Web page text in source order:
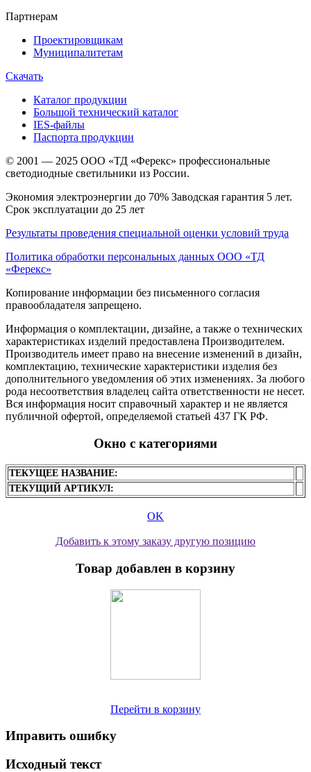
Партнерам
Проектировщикам
Муниципалитетам
Скачать
Каталог продукции
Большой технический каталог
IES-файлы
Паспорта продукции
© 2001 — 2025 ООО «ТД «Ферекс» профессиональные
светодиодные светильники из России.
Экономия электроэнергии до 70% Заводская гарантия 5 лет.
Срок эксплуатации до 25 лет
Результаты проведения специальной оценки условий труда
Политика обработки персональных данных ООО «ТД
«Ферекс»
Копирование информации без письменного согласия
правообладателя запрещено.
Информация о комплектации, дизайне, а также о технических
характеристиках изделий предоставлена Производителем.
Производитель имеет право на внесение изменений в дизайн,
комплектацию, технические характеристики изделия без
дополнительного уведомления об этих изменениях. За любого
рода несоответствия владелец сайта ответственности не несет.
Вся информация носит справочный характер и не является
публичной офертой, определяемой статьей 437 ГК РФ.
Окно с категориями
ТЕКУЩЕЕ НАЗВАНИЕ:
ТЕКУЩИЙ АРТИКУЛ:
OK
Добавить к этому заказу другую позицию
Товар добавлен в корзину
Перейти в корзину
Иправить ошибку
Исходный текст